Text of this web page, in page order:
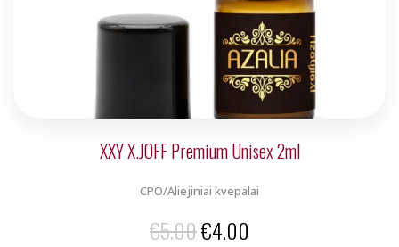
XXY X.JOFF Premium Unisex 2ml
CPO/Aliejiniai kvepalai
€5.00Original
€4.00